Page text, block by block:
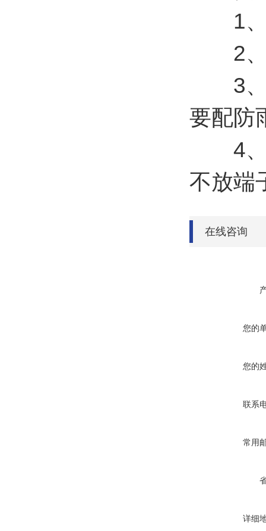
1、
2、
3、
要配防
4、
不放端
在线咨询
您的
您的
联系
常用
详细